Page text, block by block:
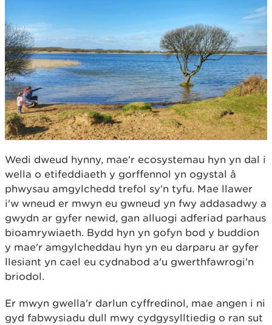
Wedi dweud hynny, mae'r ecosystemau hyn yn dal i
wella o etifeddiaeth y gorffennol yn ogystal â
phwysau amgylchedd trefol sy'n tyfu. Mae llawer
i'w wneud er mwyn eu gwneud yn fwy addasadwy a
gwydn ar gyfer newid, gan alluogi adferiad parhaus
bioamrywiaeth. Bydd hyn yn gofyn bod y buddion
y mae'r amgylcheddau hyn yn eu darparu ar gyfer
llesiant yn cael eu cydnabod a'u gwerthfawrogi'n
briodol.
Er mwyn gwella'r darlun cyffredinol, mae angen i ni
gyd fabwysiadu dull mwy cydgysylltiedig o ran sut